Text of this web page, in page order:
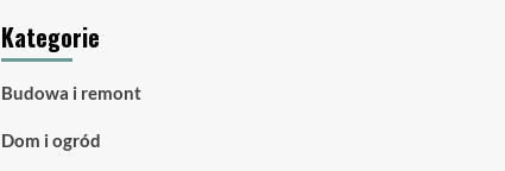
Kategorie
Budowa i remont
Dom i ogród